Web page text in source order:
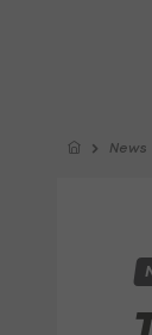
News